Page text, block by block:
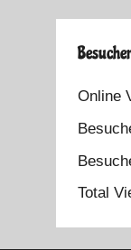
Online
Total